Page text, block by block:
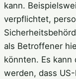
kann.
verpflichtet,
als Betroffener
könnten. Es kann
werden, dass